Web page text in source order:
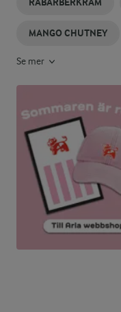
RABARBERKRÄM
MANGO CHUTNEY
Se mer